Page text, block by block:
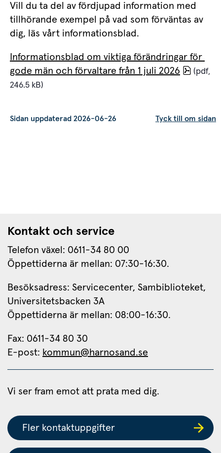
Vill du ta del av fördjupad information med
tillhörande exempel på vad som förväntas av
dig, läs vårt informationsblad.
Informationsblad om viktiga förändringar för
gode män och förvaltare från 1 juli 2026
pdf,
(pdf,
246.5 kB)
Sidan uppdaterad 2026-06-26 Tyck till om sidan
Kontakt och service
Telefon växel: 0611-34 80 00
Öppettiderna är mellan: 07:30-16:30.
Besöksadress: Servicecenter, Sambiblioteket,
Universitetsbacken 3A
Öppettiderna är mellan: 08:00-16:30.
Fax: 0611-34 80 30
E-post: kommun@harnosand.se
Vi ser fram emot att prata med dig.
Fler kontaktuppgifter